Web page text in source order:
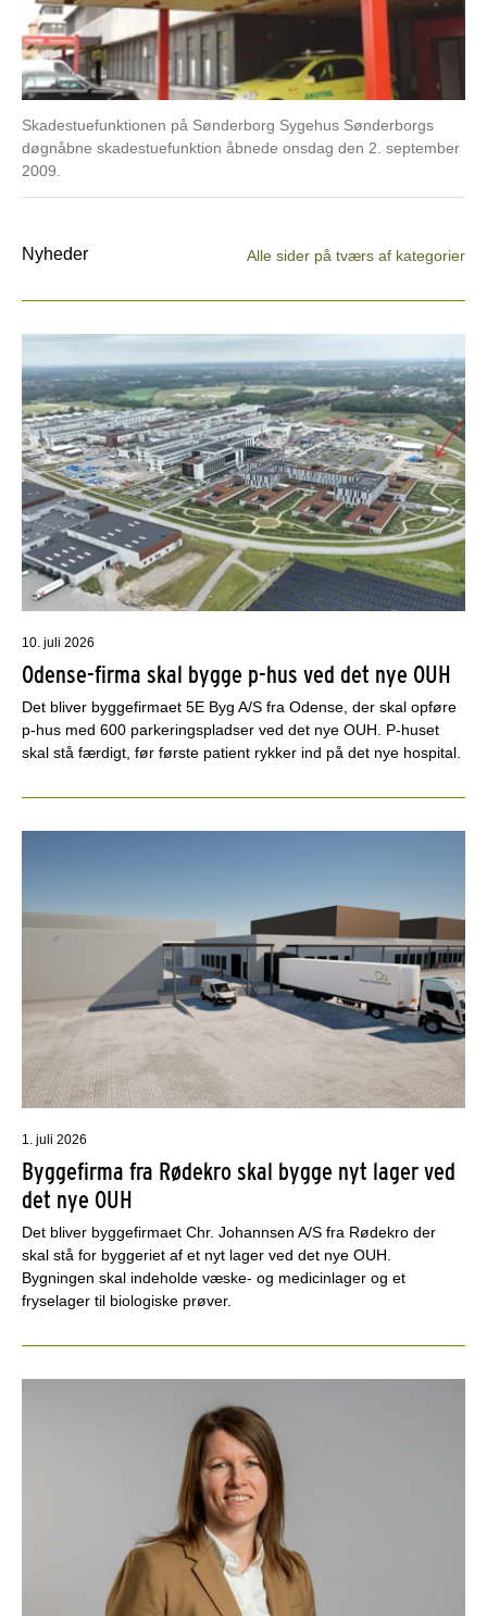
Skadestuefunktionen på Sønderborg Sygehus Sønderborgs
døgnåbne skadestuefunktion åbnede onsdag den 2. september
2009.
Nyheder Alle sider på tværs af kategorier
10. juli 2026
Odense-firma skal bygge p-hus ved det nye OUH
Det bliver byggefirmaet 5E Byg A/S fra Odense, der skal opføre
p-hus med 600 parkeringspladser ved det nye OUH. P-huset
skal stå færdigt, før første patient rykker ind på det nye hospital.
1. juli 2026
Byggefirma fra Rødekro skal bygge nyt lager ved
det nye OUH
Det bliver byggefirmaet Chr. Johannsen A/S fra Rødekro der
skal stå for byggeriet af et nyt lager ved det nye OUH.
Bygningen skal indeholde væske- og medicinlager og et
fryselager til biologiske prøver.